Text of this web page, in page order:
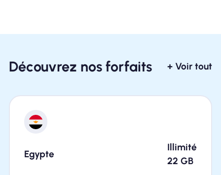
Découvrez nos forfaits + Voir tout
Egypte
Illimité
22 GB